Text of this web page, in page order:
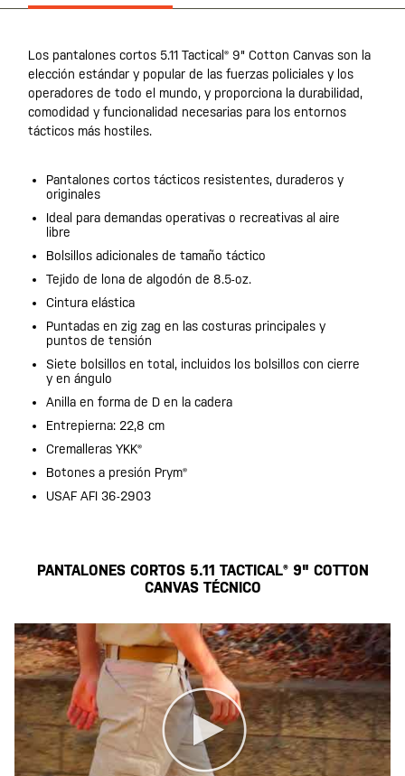
Los pantalones cortos 5.11 Tactical® 9" Cotton Canvas son la
elección estándar y popular de las fuerzas policiales y los
operadores de todo el mundo, y proporciona la durabilidad,
comodidad y funcionalidad necesarias para los entornos
tácticos más hostiles.
Pantalones cortos tácticos resistentes, duraderos y
originales
Ideal para demandas operativas o recreativas al aire
libre
Bolsillos adicionales de tamaño táctico
Tejido de lona de algodón de 8.5-oz.
Cintura elástica
Puntadas en zig zag en las costuras principales y
puntos de tensión
Siete bolsillos en total, incluidos los bolsillos con cierre
y en ángulo
Anilla en forma de D en la cadera
Entrepierna: 22,8 cm
Cremalleras YKK®
Botones a presión Prym®
USAF AFI 36-2903
PANTALONES CORTOS 5.11 TACTICAL® 9" COTTON
CANVAS TÉCNICO